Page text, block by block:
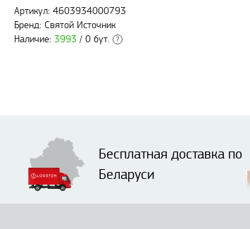
Артикул: 4603934000793
Бренд: Святой Источник
Наличие: 3993 / 0 бут. ?
Бесплатная доставка по
Беларуси